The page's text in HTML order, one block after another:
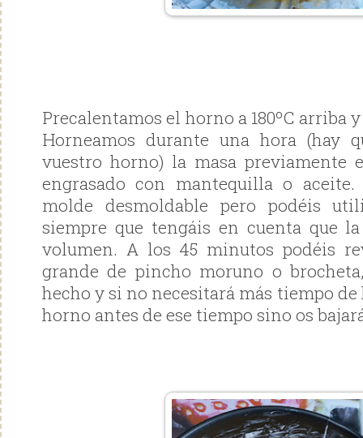
Precalentamos el horno a 180ºC arriba
Horneamos durante una hora (hay
vuestro horno) la masa previamente
engrasado con mantequilla o
molde desmoldable pero podéis
siempre que tengáis en cuenta que
volumen. A los 45 minutos podéis
grande de pincho moruno o
hecho y si no necesitará más tiempo
horno antes de ese tiempo sino os